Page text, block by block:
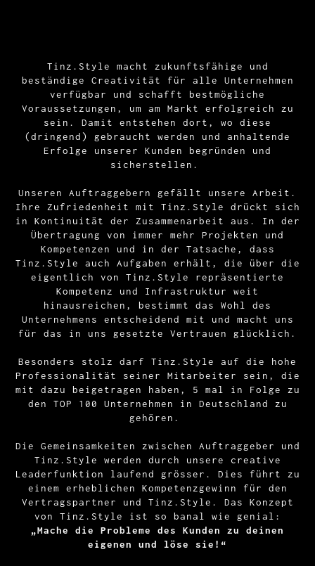
Tinz.Style macht zukunftsfähige und
beständige Creativität für alle Unternehmen
verfügbar und schafft bestmögliche
Voraussetzungen, um am Markt erfolgreich zu
sein. Damit entstehen dort, wo diese
(dringend) gebraucht werden und anhaltende
Erfolge unserer Kunden begründen und
sicherstellen.
Unseren Auftraggebern gefällt unsere Arbeit.
Ihre Zufriedenheit mit Tinz.Style drückt sich
in Kontinuität der Zusammenarbeit aus. In der
Übertragung von immer mehr Projekten und
Kompetenzen und in der Tatsache, dass
Tinz.Style auch Aufgaben erhält, die über die
eigentlich von Tinz.Style repräsentierte
Kompetenz und Infrastruktur weit
hinausreichen, bestimmt das Wohl des
Unternehmens entscheidend mit und macht uns
für das in uns gesetzte Vertrauen glücklich.
Besonders stolz darf Tinz.Style auf die hohe
Professionalität seiner Mitarbeiter sein, die
mit dazu beigetragen haben, 5 mal in Folge zu
den TOP 100 Unternehmen in Deutschland zu
gehören.
Die Gemeinsamkeiten zwischen Auftraggeber und
Tinz.Style werden durch unsere creative
Leaderfunktion laufend grösser. Dies führt zu
einem erheblichen Kompetenzgewinn für den
Vertragspartner und Tinz.Style. Das Konzept
von Tinz.Style ist so banal wie genial:
„Mache die Probleme des Kunden zu deinen
eigenen und löse sie!“